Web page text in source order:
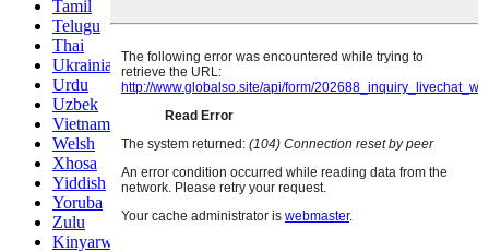
Tamil
Telugu
Thai
Ukrainian
Urdu
Uzbek
Vietnamese
Welsh
Xhosa
Yiddish
Yoruba
Zulu
Kinyarwanda